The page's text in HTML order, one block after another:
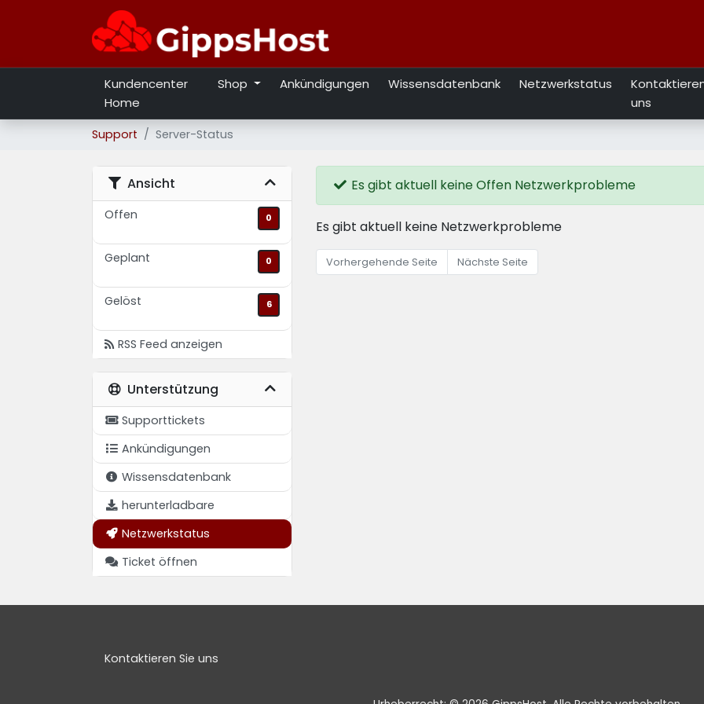
Kundencenter
Home
Shop Ankündigungen Wissensdatenbank Netzwerkstatus
uns
Support Server-Status
Ansicht
Offen 0
Geplant 0
Gelöst 6
RSS Feed anzeigen
Unterstützung
Supporttickets
Ankündigungen
Wissensdatenbank
herunterladbare
Netzwerkstatus
Ticket öffnen
Es gibt aktuell keine Offen Netzwerkprobleme
Es gibt aktuell keine Netzwerkprobleme
Vorhergehende Seite Nächste Seite
Kontaktieren Sie uns